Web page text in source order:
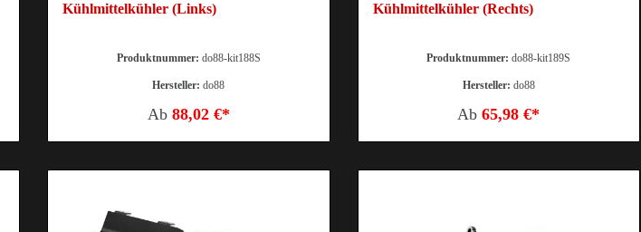
Kühlmittelkühler (Links)
Produktnummer: do88-kit188S
Hersteller:do88
Ab 88,02 €*
Kühlmittelkühler (Rechts)
Produktnummer:do88-kit189S
Hersteller: do88
Ab65,98 €*